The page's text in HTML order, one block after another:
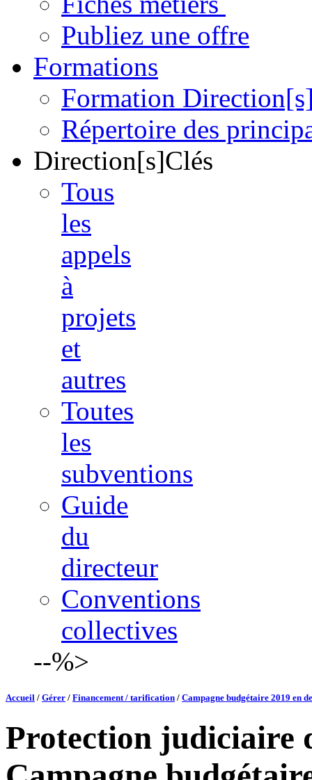
Publiez une offre
Formations
Formation
Répertoire des
Direction[s]Clés
Tous
les
appels
à
projets
et
autres
Toutes
les
subventions
Guide
du
directeur
Conventions
collectives
--%>
Accueil / Gérer / Financement / tarification / Campagne budgétaire 2019 en
Protection judiciaire